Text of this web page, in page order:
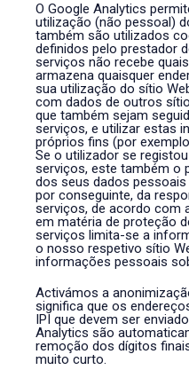
O Google Analytics
utilização (não pessoal)
também são utilizados
definidos pelo prestador
serviços não recebe
armazena quaisquer
sua utilização do sítio
com dados de outros
que também sejam
serviços, e utilizar estas
próprios fins (por
Se o utilizador se
serviços, este também o
dos seus dados
por conseguinte, da
serviços, de acordo com
em matéria de proteção
serviços limita-se a
o nosso respetivo sítio
informações pessoais
Activámos a
significa que os
IPI que devem ser
Analytics são
remoção dos dígitos
muito curto.